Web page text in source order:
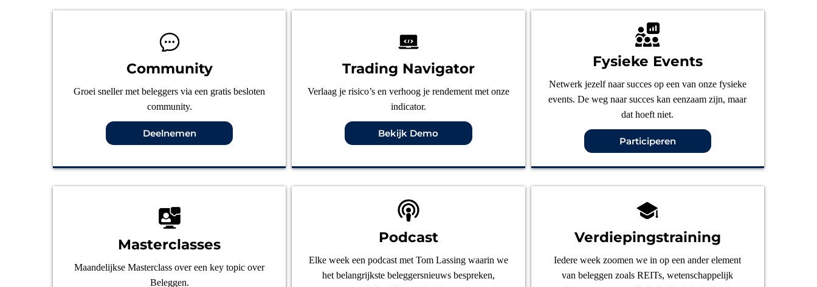
Community
Groei sneller met beleggers via een gratis besloten
community.
Deelnemen
Trading Navigator
Verlaag je risico’s en verhoog je rendement met onze
indicator.
Bekijk Demo
Fysieke Events
Netwerk jezelf naar succes op een van onze fysieke
events. De weg naar succes kan eenzaam zijn, maar
dat hoeft niet.
Participeren
Masterclasses
Maandelijkse Masterclass over een key topic over
Beleggen.
Podcast
Elke week een podcast met Tom Lassing waarin we
het belangrijkste beleggersnieuws bespreken,
Verdiepingstraining
Iedere week zoomen we in op een ander element
van beleggen zoals REITs, wetenschappelijk